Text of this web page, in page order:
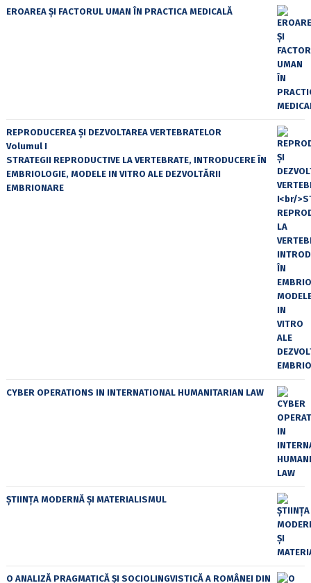
EROAREA ȘI FACTORUL UMAN ÎN PRACTICA MEDICALĂ
REPRODUCEREA ȘI DEZVOLTAREA VERTEBRATELOR
Volumul I
STRATEGII REPRODUCTIVE LA VERTEBRATE, INTRODUCERE ÎN
EMBRIOLOGIE, MODELE IN VITRO ALE DEZVOLTĂRII
EMBRIONARE
CYBER OPERATIONS IN INTERNATIONAL HUMANITARIAN LAW
ȘTIINȚA MODERNĂ ȘI MATERIALISMUL
O ANALIZĂ PRAGMATICĂ ȘI SOCIOLINGVISTICĂ A ROMÂNEI DIN